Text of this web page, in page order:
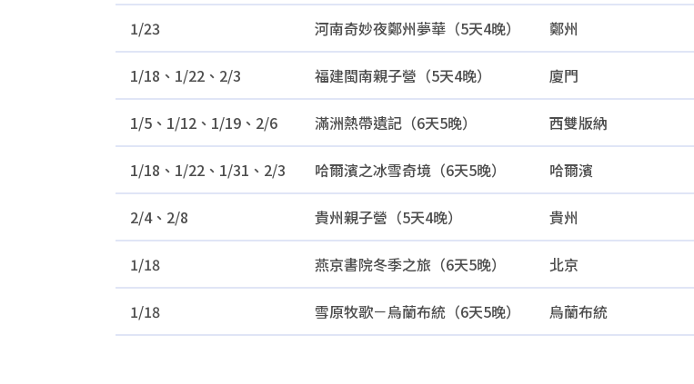
1/23 河南奇妙夜鄭州夢華（5天4晚） 鄭州
1/18、1/22、2/3 福建閩南親子營（5天4晚） 廈門
1/5、1/12、1/19、2/6 滿洲熱帶遺記（6天5晚） 西雙版納
1/18、1/22、1/31、2/3 哈爾濱之冰雪奇境（6天5晚） 哈爾濱
2/4、2/8 貴州親子營（5天4晚） 貴州
1/18 燕京書院冬季之旅（6天5晚） 北京
1/18 雪原牧歌－烏蘭布統（6天5晚） 烏蘭布統